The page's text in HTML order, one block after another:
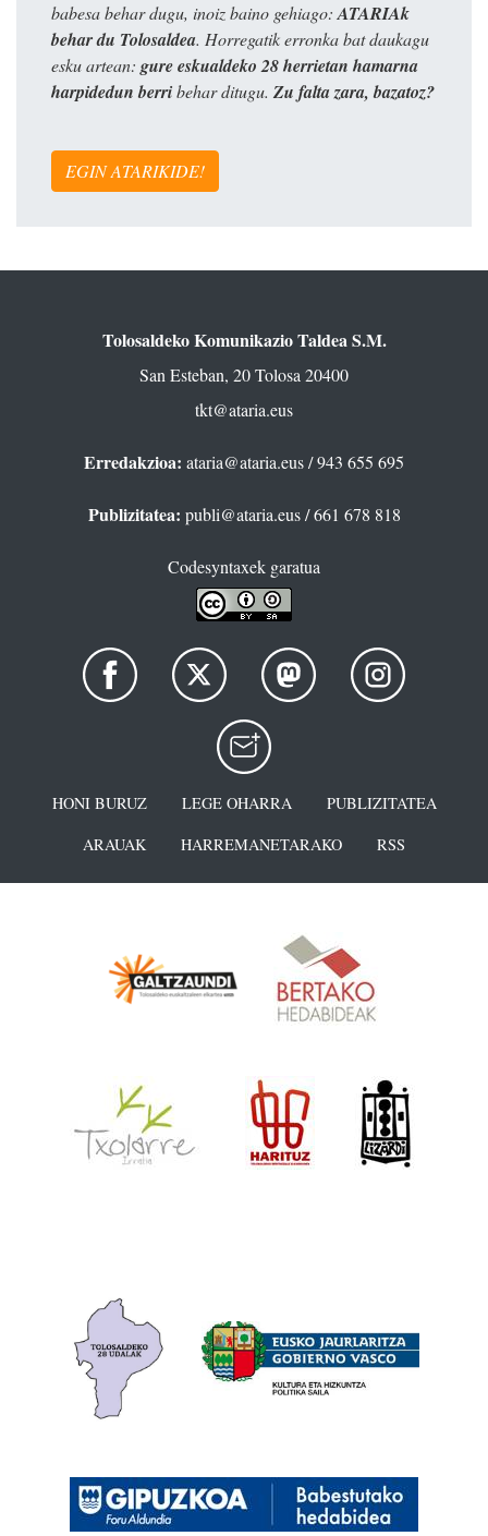
babesa behar dugu, inoiz baino gehiago:ATARIAk
behar du Tolosaldea. Horregatik erronka bat daukagu
esku artean: gure eskualdeko 28 herrietan hamarna
harpidedun berribehar ditugu. Zu falta zara, bazatoz?
EGIN ATARIKIDE!
Tolosaldeko Komunikazio Taldea S.M.
San Esteban, 20 Tolosa 20400
tkt@ataria.eus
Erredakzioa: ataria@ataria.eus/ 943 655 695
Publizitatea: publi@ataria.eus/ 661 678 818
Codesyntaxek garatua
HONI BURUZ LEGE OHARRA
PUBLIZITATEA
ARAUAK
HARREMANETARAKO RSS